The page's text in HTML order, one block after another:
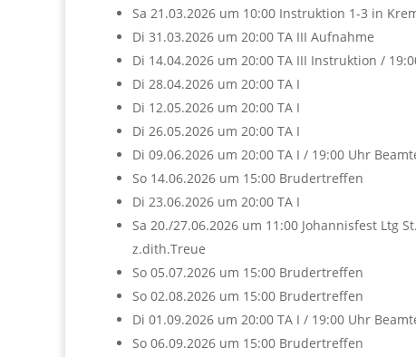
Sa 21.03.2026 um 10:00 Instruktion 1-3 in
Di 31.03.2026 um 20:00 TA III Aufnahme
Di 14.04.2026 um 20:00 TA III Instruktion /
Di 28.04.2026 um 20:00 TA I
Di 12.05.2026 um 20:00 TA I
Di 26.05.2026 um 20:00 TA I
Di 09.06.2026 um 20:00 TA I / 19:00 Uhr
So 14.06.2026 um 15:00 Brudertreffen
Di 23.06.2026 um 20:00 TA I
Sa 20./27.06.2026 um 11:00 Johannisfest Ltg
z.dith.Treue
So 05.07.2026 um 15:00 Brudertreffen
So 02.08.2026 um 15:00 Brudertreffen
Di 01.09.2026 um 20:00 TA I / 19:00 Uhr
So 06.09.2026 um 15:00 Brudertreffen